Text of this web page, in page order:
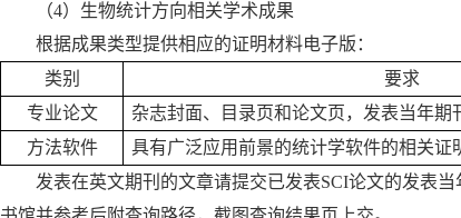
（4） 生物统计方向相关学术成果
根据成果类型提供相应的证明材料电子版：
类别
要求
专业论文
杂志封面、目录页和论文页，发表当年期
方法软件
具有广泛应用前景的统计学软件的相关证
发表在英文期刊的文章请提交已发表SCI论文的发表当